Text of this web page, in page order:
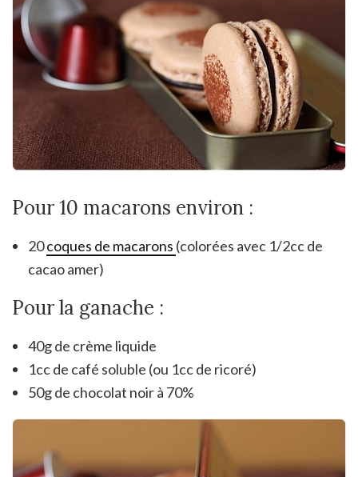
Pour 10 macarons environ :
20coques de macarons (colorées avec 1/2cc de
cacao amer)
Pour la ganache :
40g de crème liquide
1cc de café soluble (ou 1cc de ricoré)
50g de chocolat noir à 70%